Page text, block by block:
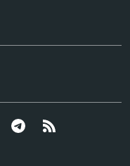
YouTube Telegram